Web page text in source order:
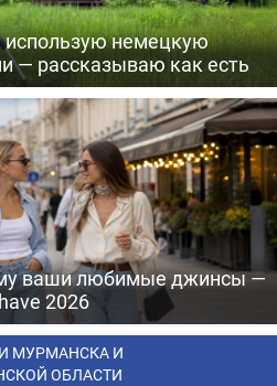
использую немецкую
— рассказываю как есть
ваши любимые джинсы —
2026
МУРМАНСКА И
ОБЛАСТИ